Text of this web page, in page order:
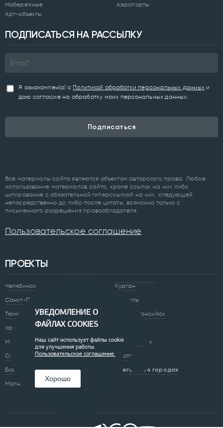
Набережные
Арт-объекты
Аэропорты
ПРОЕКТЫ
Челябинск
Санкт-Петербург
Тюмень
Уфа
Москва
Сочи
Екатеринбург
Магнитогорск
Курган
Суздаль
Ханты-Мансийск
Череповец
Архангельск
Братск
Всего в 74 городах
ПОДПИСАТЬСЯ НА РАССЫЛКУ
Я ознакомлен(а) с Политикой обработки персональных данныхи
даю согласие на обработку моих персональных данных.
Подписаться
Все материалы сайта являются объектом авторского права. Любое
использование материалов сайта, кроме ссылок на них либо
цитирование с обязательной гиперссылкой на них, следующей
непосредственно до либо после цитаты, возможно только с
письменного разрешения правообладателя.
Пользовательское соглашение
УВЕДОМЛЕНИЕ О
ФАЙЛАХ COOKIES
Наш сайт использует файлы cookie
для улучшения работы.
Пользовательское соглашение.
Хорошо